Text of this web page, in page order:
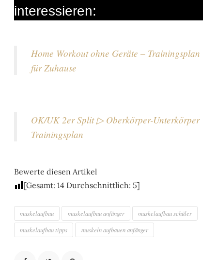
interessieren:
Home Workout ohne Geräte – Trainingsplan
für Zuhause
OK/UK 2er Split ▷ Oberkörper-Unterkörper
Trainingsplan
Bewerte diesen Artikel
[Gesamt:14 Durchschnittlich: 5]
muskelaufbau muskelaufbau anfänger
muskelaufbau schüler
muskelaufbau tipps
muskeln aufbauen anfänger